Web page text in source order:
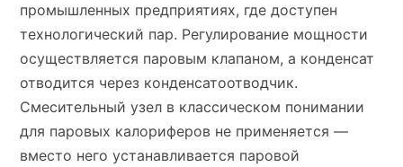
промышленных предприятиях, где доступен
технологический пар. Регулирование мощности
осуществляется паровым клапаном, а конденсат
отводится через конденсатоотводчик.
Смесительный узел в классическом понимании
для паровых калориферов не применяется —
вместо него устанавливается паровой